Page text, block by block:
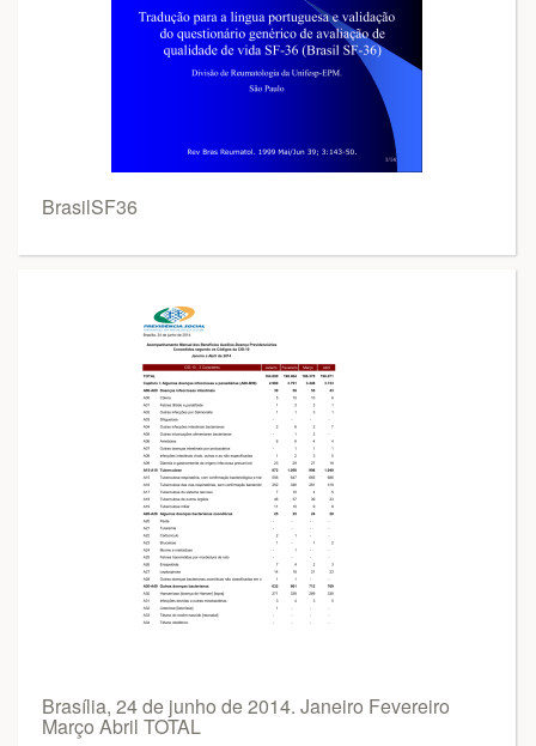
BrasilSF36
Brasília, 24 de junho de 2014. Janeiro Fevereiro
Março Abril TOTAL